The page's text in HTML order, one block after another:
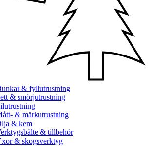
& fyllutrustning
& smörjutrustning
& märkutrustning
& kem
& tillbehör
& skogsverktyg